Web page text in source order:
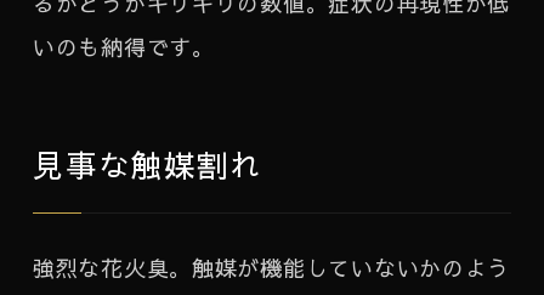
いのも納得です。
見事な触媒割れ
強烈な花火臭。触媒が機能していないかのよう